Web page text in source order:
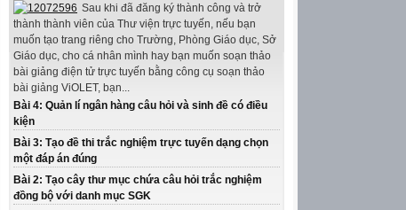
Sau khi đã đăng ký thành công và trở
thành thành viên của Thư viện trực tuyến, nếu bạn
muốn tạo trang riêng cho Trường, Phòng Giáo dục, Sở
Giáo dục, cho cá nhân mình hay bạn muốn soạn thảo
bài giảng điện tử trực tuyến bằng công cụ soạn thảo
bài giảng ViOLET, bạn...
Bài 4: Quản lí ngân hàng câu hỏi và sinh đề có điều
kiện
Bài 3: Tạo đề thi trắc nghiệm trực tuyến dạng chọn
một đáp án đúng
Bài 2: Tạo cây thư mục chứa câu hỏi trắc nghiệm
đồng bộ với danh mục SGK